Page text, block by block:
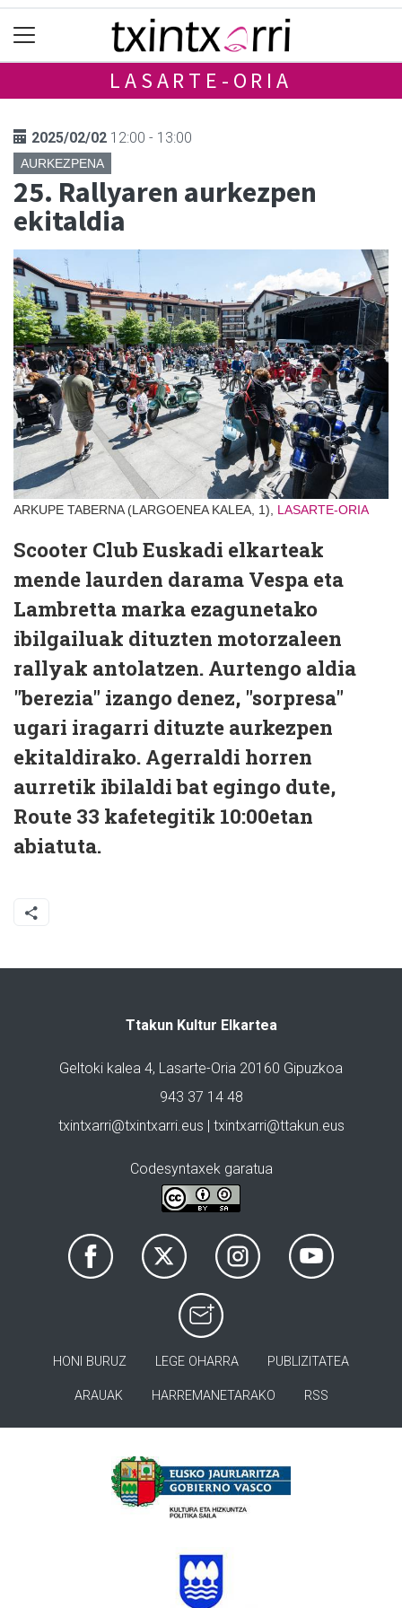
LASARTE-ORIA
2025/02/02 12:00 - 13:00
AURKEZPENA
25. Rallyaren aurkezpen
ekitaldia
ARKUPE TABERNA (LARGOENEA KALEA, 1), LASARTE-ORIA
Scooter Club Euskadi elkarteak
mende laurden darama Vespa eta
Lambretta marka ezagunetako
ibilgailuak dituzten motorzaleen
rallyak antolatzen. Aurtengo aldia
"berezia" izango denez, "sorpresa"
ugari iragarri dituzte aurkezpen
ekitaldirako. Agerraldi horren
aurretik ibilaldi bat egingo dute,
Route 33 kafetegitik 10:00etan
abiatuta.
Ttakun Kultur Elkartea
Geltoki kalea 4, Lasarte-Oria 20160 Gipuzkoa
943 37 14 48
txintxarri@txintxarri.eus | txintxarri@ttakun.eus
Codesyntaxek garatua
HONI BURUZ LEGE OHARRA PUBLIZITATEA
ARAUAK HARREMANETARAKO RSS